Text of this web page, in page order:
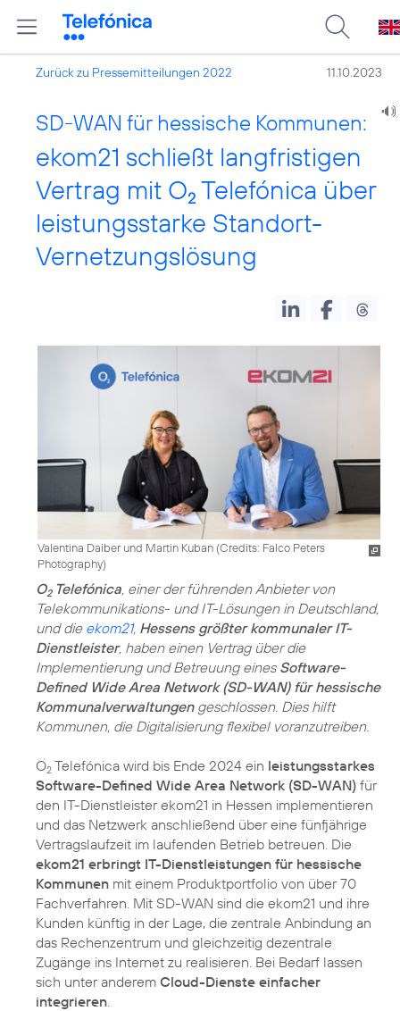
Zurück zu Pressemitteilungen 2022 11.10.2023
SD-WAN für hessische Kommunen:
ekom21 schließt langfristigen
Vertrag mit O2 Telefónica über
leistungsstarke Standort-
Vernetzungslösung
Valentina Daiber und Martin Kuban (Credits: Falco Peters
Photography)
O2Telefónica , einer der führenden Anbieter von
Telekommunikations- und IT-Lösungen in Deutschland,
und die ekom21, Hessens größter kommunaler IT-
Dienstleister, haben einen Vertrag über die
Implementierung und Betreuung eines Software-
Defined Wide Area Network (SD-WAN) für hessische
Kommunalverwaltungengeschlossen. Dies hilft
Kommunen, die Digitalisierung flexibel voranzutreiben.
O2 Telefónica wird bis Ende 2024 ein leistungsstarkes
Software-Defined Wide Area Network (SD-WAN) für
den IT-Dienstleister ekom21 in Hessen implementieren
und das Netzwerk anschließend über eine fünfjährige
Vertragslaufzeit im laufenden Betrieb betreuen. Die
ekom21 erbringt IT-Dienstleistungen für hessische
Kommunen mit einem Produktportfolio von über 70
Fachverfahren. Mit SD-WAN sind die ekom21 und ihre
Kunden künftig in der Lage, die zentrale Anbindung an
das Rechenzentrum und gleichzeitig dezentrale
Zugänge ins Internet zu realisieren. Bei Bedarf lassen
sich unter anderem Cloud-Dienste einfacher
integrieren